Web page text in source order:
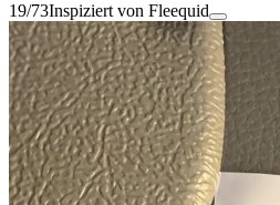
19/73Inspiziert von Fleequid